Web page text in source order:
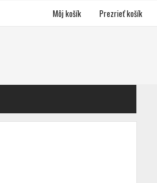
Môj košík Prezrieť košík